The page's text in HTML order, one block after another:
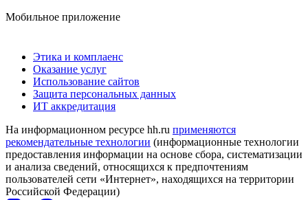
Мобильное приложение
Этика и комплаенс
Оказание услуг
Использование сайтов
Защита персональных данных
ИТ аккредитация
На информационном ресурсе hh.ru применяются
рекомендательные технологии (информационные технологии
предоставления информации на основе сбора, систематизации
и анализа сведений, относящихся к предпочтениям
пользователей сети «Интернет», находящихся на территории
Российской Федерации)